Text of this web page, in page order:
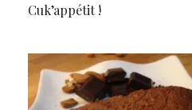
Cuk’appétit !